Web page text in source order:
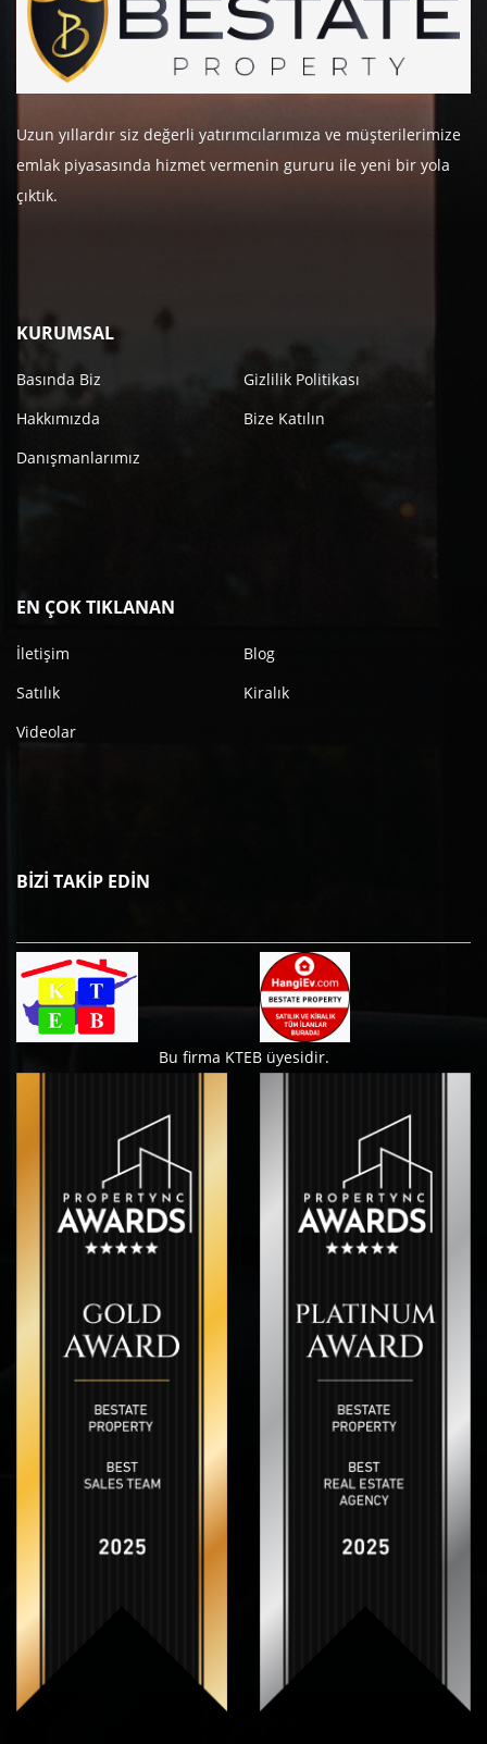
Uzun yıllardır siz değerli yatırımcılarımıza ve müşterilerimize
emlak piyasasında hizmet vermenin gururu ile yeni bir yola
çıktık.
KURUMSAL
Basında Biz
Gizlilik Politikası
Hakkımızda
Bize Katılın
Danışmanlarımız
EN ÇOK TIKLANAN
İletişim
Blog
Satılık
Kiralık
Videolar
BİZİ TAKİP EDİN
Bu firma KTEB üyesidir.